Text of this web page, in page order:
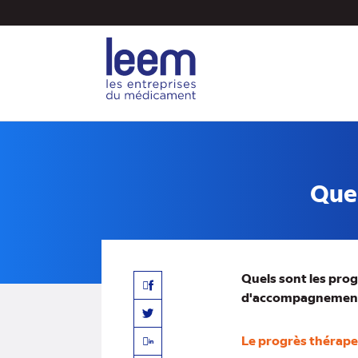
au
Facebook
Twitter
Linkedin
Quels sont les
Le progrès